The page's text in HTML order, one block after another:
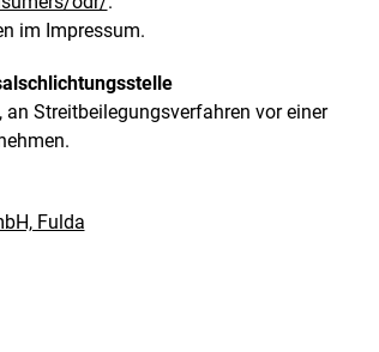
im Impressum.
Streitbeilegungsverfahren vor einer
Fulda